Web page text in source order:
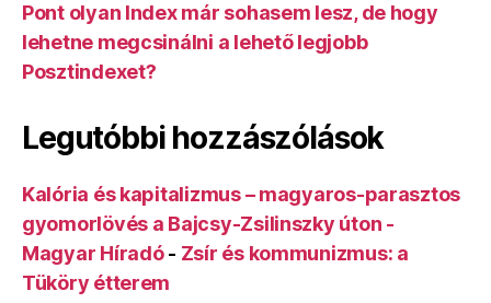
Pont olyan Index már sohasem lesz, de hogy
lehetne megcsinálni a lehető legjobb
Posztindexet?
Legutóbbi hozzászólások
Kalória és kapitalizmus – magyaros-parasztos
gyomorlövés a Bajcsy-Zsilinszky úton -
Magyar Híradó- Zsír és kommunizmus: a
Tüköry étterem